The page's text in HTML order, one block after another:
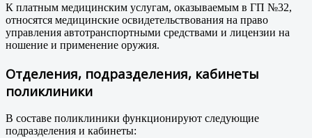
К платным медицинским услугам, оказываемым в ГП №32,
относятся медицинские освидетельствования на право
управления автотранспортными средствами и лицензии на
ношение и применение оружия.
Отделения, подразделения, кабинеты
поликлиники
В составе поликлиники функционируют следующие
подразделения и кабинеты: